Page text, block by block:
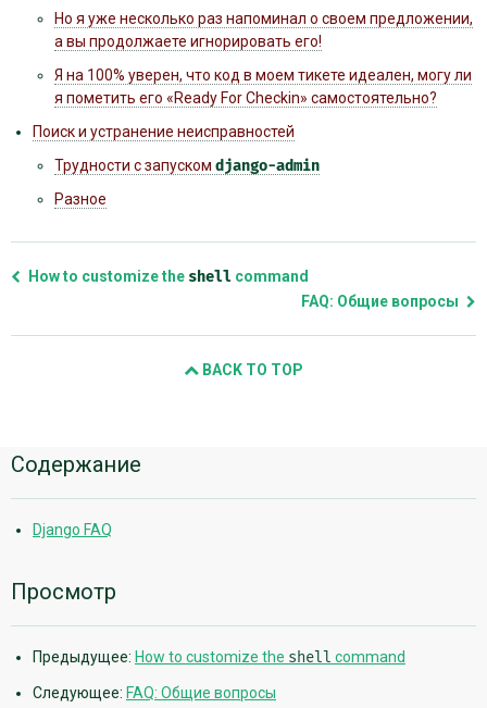
Но я уже несколько раз напоминал о своем предложении,
а вы продолжаете игнорировать его!
Я на 100% уверен, что код в моем тикете идеален, могу ли
я пометить его «Ready For Checkin» самостоятельно?
Поиск и устранение неисправностей
Трудности с запуском django-admin
Разное
How to customize the shell command
FAQ: Общие вопросы
BACK TO TOP
Дополнительная
информация
Содержание
Django FAQ
Просмотр
Предыдущее: How to customize the shell command
Следующее: FAQ: Общие вопросы